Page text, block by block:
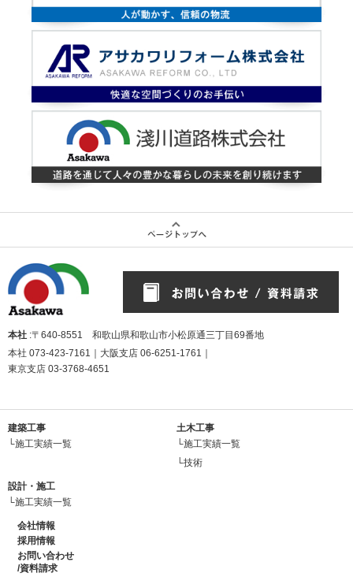
本社 :〒640-8551 和歌山県和歌山市小松原通三丁目69番地
本社 073-423-7161 ｜大阪支店 06-6251-1761
東京支店 03-3768-4651
建築工事
└施工実績一覧
土木工事
└施工実績一覧
└技術
設計・施工
└施工実績一覧
会社情報
採用情報
お問い合わせ
/資料請求